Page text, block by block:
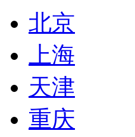
北京
上海
天津
重庆